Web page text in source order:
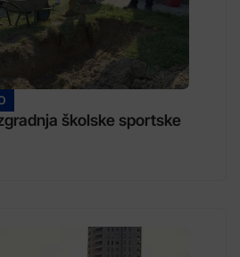
školske sportske